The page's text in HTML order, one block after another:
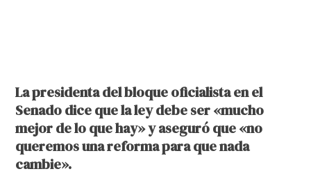
La presidenta del bloque oficialista en el
Senado dice que la ley debe ser «mucho
mejor de lo que hay» y aseguró que «no
queremos una reforma para que nada
cambie».